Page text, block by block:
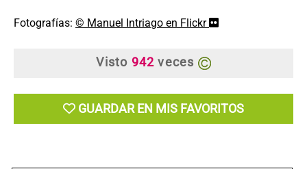
Fotografías: © Manuel Intriago en Flickr
Visto 942 veces
GUARDAR EN MIS FAVORITOS